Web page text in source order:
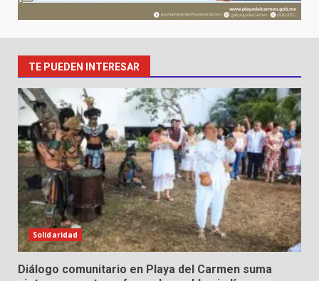
TE PUEDEN INTERESAR
Solidaridad
Diálogo comunitario en Playa del Carmen suma